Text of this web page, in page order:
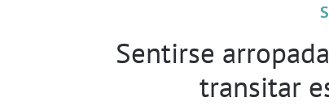
Sentirse
transitar